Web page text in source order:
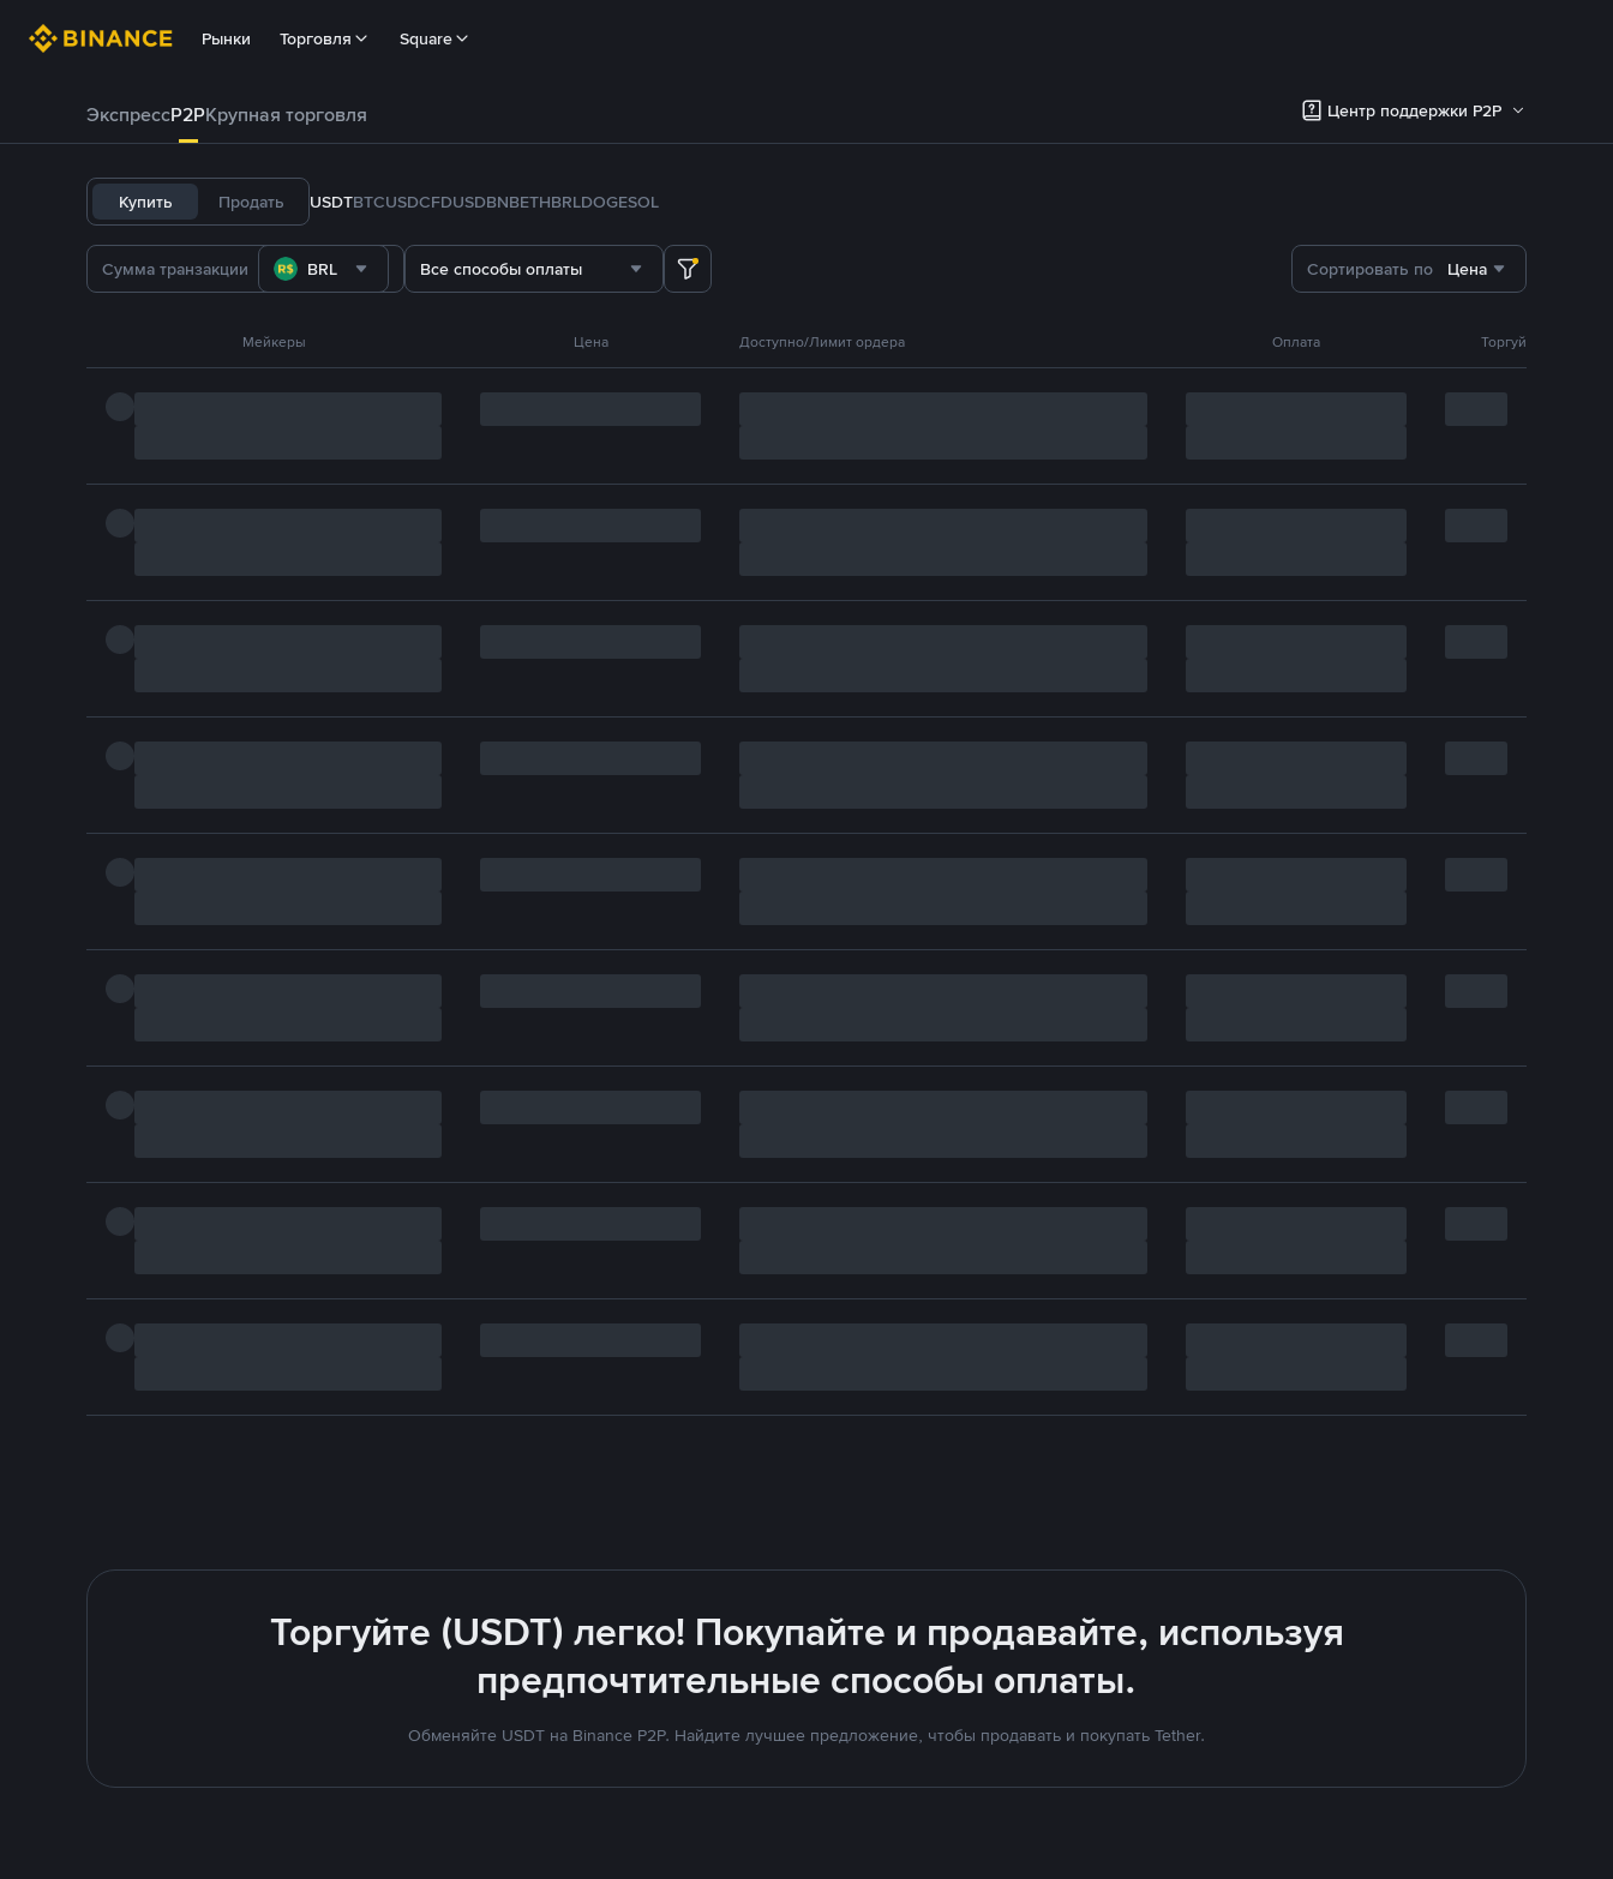
Рынки Торговля Square
ЭкспрессP2PКрупная торговля Центр поддержки P2P
Купить Продать USDTBTCUSDCFDUSDBNBETHBRLDOGESOL
BRL Все способы оплаты Сортировать по Цена
Мейкеры Цена Доступно/Лимит ордера Оплата Торгуй
Торгуйте (USDT) легко! Покупайте и продавайте, используя
предпочтительные способы оплаты.
Обменяйте USDT на Binance P2P. Найдите лучшее предложение, чтобы продавать и покупать Tether.